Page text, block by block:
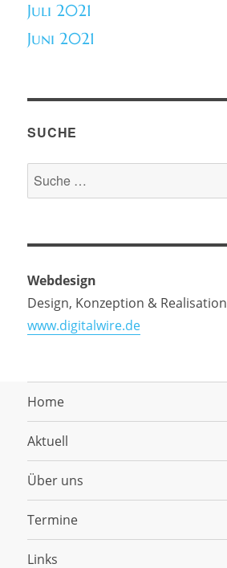
Juli 2021
Juni 2021
SUCHE
Suche
nach:
Webdesign
Design, Konzeption & Realisation
www.digitalwire.de
Home
Aktuell
Über uns
Termine
Links